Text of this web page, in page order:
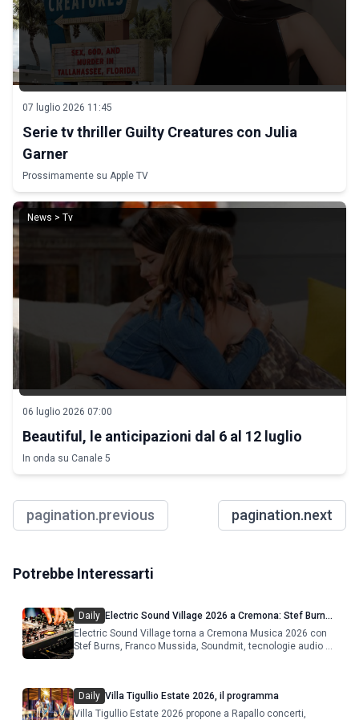
07 luglio 2026 11:45
Serie tv thriller Guilty Creatures con Julia
Garner
Prossimamente su Apple TV
News > Tv
06 luglio 2026 07:00
Beautiful, le anticipazioni dal 6 al 12 luglio
In onda su Canale 5
pagination.previous pagination.next
Potrebbe Interessarti
Daily Electric Sound Village 2026 a Cremona: Stef Burns,
Soundmit e Young Band Contest, il programma
Electric Sound Village torna a Cremona Musica 2026 con
Stef Burns, Franco Mussida, Soundmit, tecnologie audio e
Daily Villa Tigullio Estate 2026, il programma
Villa Tigullio Estate 2026 propone a Rapallo concerti,